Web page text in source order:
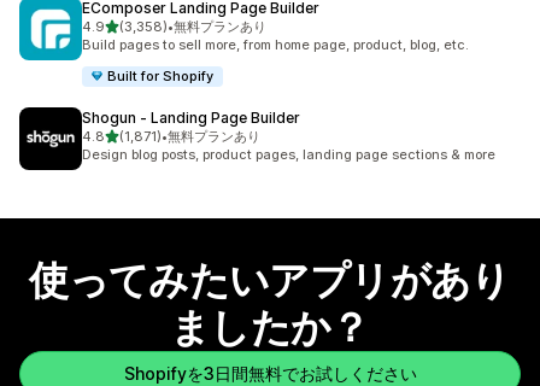
EComposer Landing Page Builder
4.95つ星中
(3,358)
合計レビュー数：3358件
•無料プランあり
Build pages to sell more, from home page, product, blog, etc.
Built for Shopify
Shogun ‑ Landing Page Builder
4.85つ星中
(1,871)
合計レビュー数：1871件
•無料プランあり
Design blog posts, product pages, landing page sections & more
使ってみたいアプリがあり
ましたか？
Shopifyを3日間無料でお試しください